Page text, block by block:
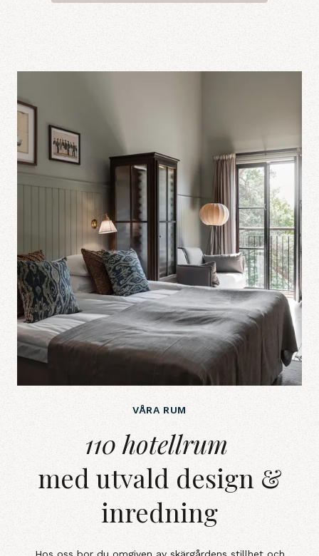
VÅRA RUM
110 hotellrum&nbsp;med utvald
110 hotellrum
med utvald design &
inredning